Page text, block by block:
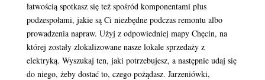
łatwością spotkasz się też spośród komponentami plus
podzespołami, jakie są Ci niezbędne podczas remontu albo
prowadzenia napraw. Użyj z odpowiedniej mapy Chęcin, na
której zostały zlokalizowane nasze lokale sprzedaży z
elektryką. Wyszukaj ten, jaki potrzebujesz, a następnie udaj się
do niego, żeby dostać to, czego pożądasz. Jarzeniówki,